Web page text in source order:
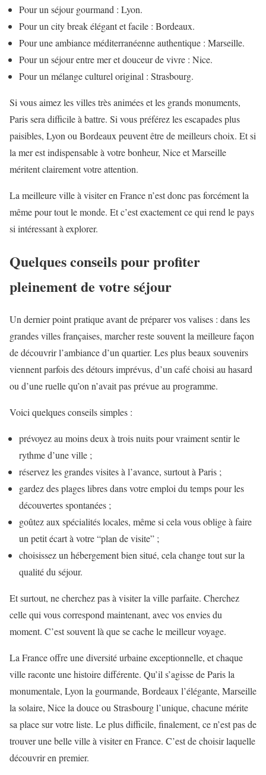
Pour un séjour gourmand : Lyon.
Pour un city break élégant et facile : Bordeaux.
Pour une ambiance méditerranéenne authentique : Marseille.
Pour un séjour entre mer et douceur de vivre : Nice.
Pour un mélange culturel original : Strasbourg.
Si vous aimez les villes très animées et les grands monuments,
Paris sera difficile à battre. Si vous préférez les escapades plus
paisibles, Lyon ou Bordeaux peuvent être de meilleurs choix. Et si
la mer est indispensable à votre bonheur, Nice et Marseille
méritent clairement votre attention.
La meilleure ville à visiter en France n’est donc pas forcément la
même pour tout le monde. Et c’est exactement ce qui rend le pays
si intéressant à explorer.
Quelques conseils pour profiter
pleinement de votre séjour
Un dernier point pratique avant de préparer vos valises : dans les
grandes villes françaises, marcher reste souvent la meilleure façon
de découvrir l’ambiance d’un quartier. Les plus beaux souvenirs
viennent parfois des détours imprévus, d’un café choisi au hasard
ou d’une ruelle qu’on n’avait pas prévue au programme.
Voici quelques conseils simples :
prévoyez au moins deux à trois nuits pour vraiment sentir le
rythme d’une ville ;
réservez les grandes visites à l’avance, surtout à Paris ;
gardez des plages libres dans votre emploi du temps pour les
découvertes spontanées ;
goûtez aux spécialités locales, même si cela vous oblige à faire
un petit écart à votre “plan de visite” ;
choisissez un hébergement bien situé, cela change tout sur la
qualité du séjour.
Et surtout, ne cherchez pas à visiter la ville parfaite. Cherchez
celle qui vous correspond maintenant, avec vos envies du
moment. C’est souvent là que se cache le meilleur voyage.
La France offre une diversité urbaine exceptionnelle, et chaque
ville raconte une histoire différente. Qu’il s’agisse de Paris la
monumentale, Lyon la gourmande, Bordeaux l’élégante, Marseille
la solaire, Nice la douce ou Strasbourg l’unique, chacune mérite
sa place sur votre liste. Le plus difficile, finalement, ce n’est pas de
trouver une belle ville à visiter en France. C’est de choisir laquelle
découvrir en premier.